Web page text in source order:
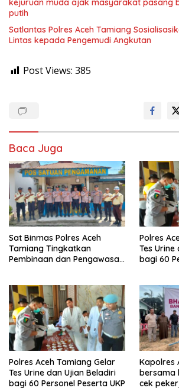
kejuruan muda ajak masyarakat pasang
putih
Satlantas Polres Aceh Tamiang
Lintas kepada Pengemudi Angkutan
Post Views: 385
Baca Juga
Sat Binmas Polres Aceh
Tamiang Tingkatkan
Pembinaan dan Pengawasan
Polres
Tes
bagi 60
Polres Aceh Tamiang Gelar
Tes Urine dan Ujian Beladiri
bagi 60 Personel Peserta UKP
Kapolres
bersama
cek